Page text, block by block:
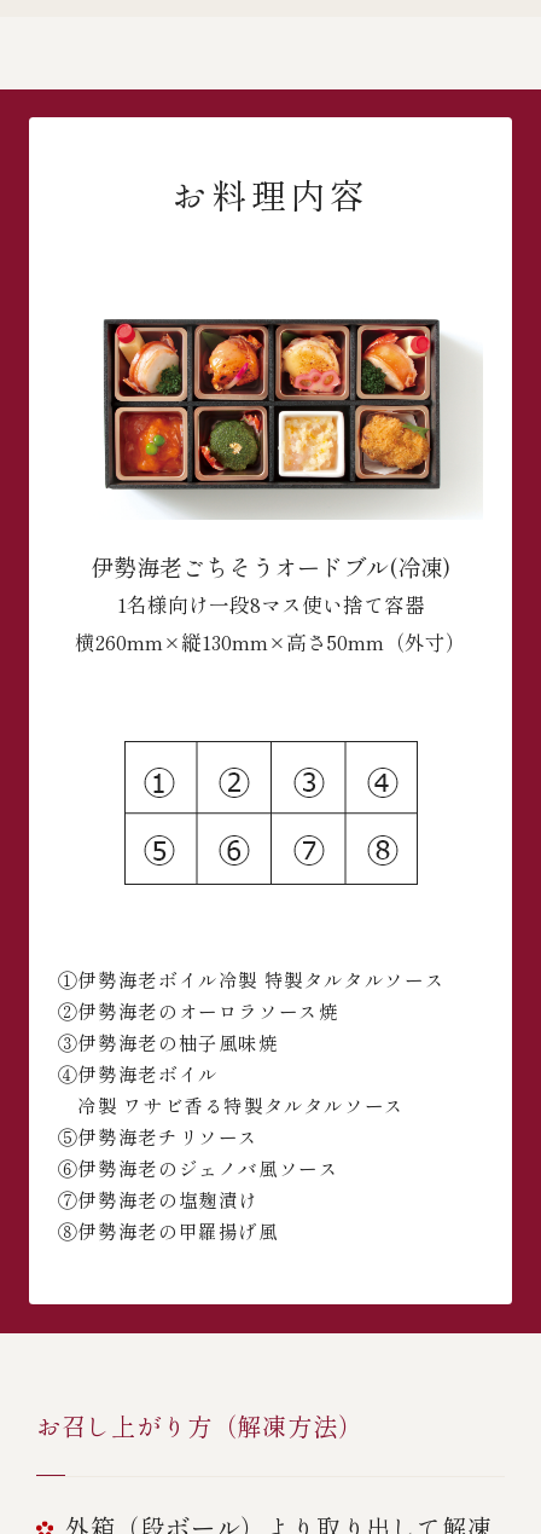
お料理内容
伊勢海老ごちそうオードブル(冷凍)
1名様向け一段8マス使い捨て容器
横260mm×縦130mm×高さ50mm（外寸）
①伊勢海老ボイル冷製 特製タルタルソース
②伊勢海老のオーロラソース焼
③伊勢海老の柚子風味焼
④伊勢海老ボイル
冷製 ワサビ香る特製タルタルソース
⑤伊勢海老チリソース
⑥伊勢海老のジェノバ風ソース
⑦伊勢海老の塩麹漬け
⑧伊勢海老の甲羅揚げ風
お召し上がり方（解凍方法）